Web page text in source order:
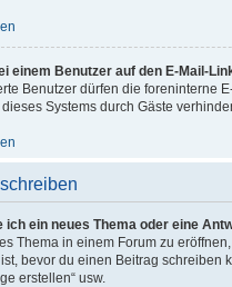
einem Benutzer auf den E-Mail-
Benutzer dürfen die foreninterne
Systems durch Gäste
ich ein neues Thema oder eine
Thema in einem Forum zu
bevor du einen Beitrag schreiben
erstellen“ usw.